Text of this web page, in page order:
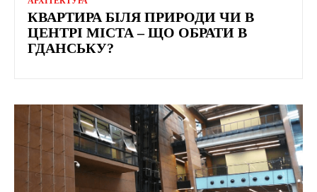
КВАРТИРА БІЛЯ ПРИРОДИ ЧИ В
ЦЕНТРІ МІСТА – ЩО ОБРАТИ В
ГДАНСЬКУ?